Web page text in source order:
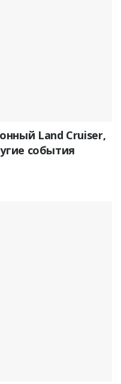
Land Cruiser,
события